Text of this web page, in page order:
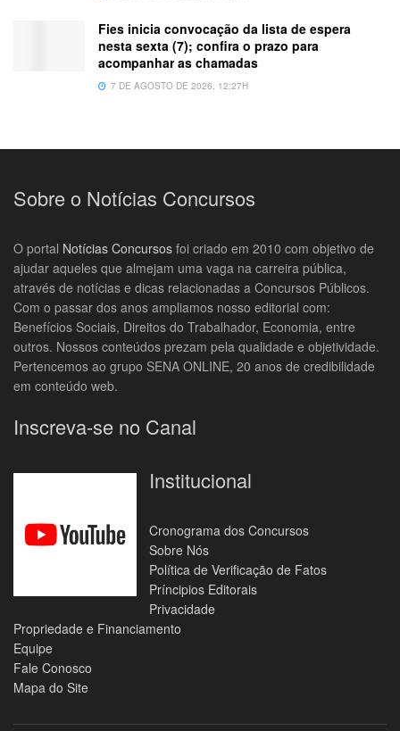
Fies inicia convocação da lista de espera
nesta sexta (7); confira o prazo para
acompanhar as chamadas
7 DE AGOSTO DE 2026, 12:27H
Sobre o Notícias Concursos
O portal Notícias Concursos foi criado em 2010 com objetivo de
ajudar aqueles que almejam uma vaga na carreira pública,
através de notícias e dicas relacionadas a Concursos Públicos.
Com o passar dos anos ampliamos nosso editorial com:
Benefícios Sociais, Direitos do Trabalhador, Economia, entre
outros. Nossos conteúdos prezam pela qualidade e objetividade.
Pertencemos ao grupo SENA ONLINE, 20 anos de credibilidade
em conteúdo web.
Inscreva-se no Canal
Institucional
Cronograma dos Concursos
Sobre Nós
Política de Verificação de Fatos
Príncipios Editorais
Privacidade
Propriedade e Financiamento
Equipe
Fale Conosco
Mapa do Site